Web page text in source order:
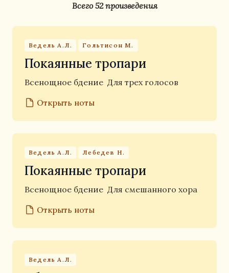
Всего 52 произведения
Ведель А.Л. Гольтисон М.
Покаянные тропари
Всенощное бдение Для трех голосов
Открыть ноты
Ведель А.Л. Лебедев Н.
Покаянные тропари
Всенощное бдение Для смешанного хора
Открыть ноты
Ведель А.Л.